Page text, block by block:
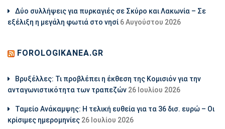
Δύο συλλήψεις για πυρκαγιές σε Σκύρο και Λακωνία – Σε
εξέλιξη η μεγάλη φωτιά στο νησί 6 Αυγούστου 2026
FOROLOGIKANEA.GR
Βρυξέλλες: Τι προβλέπει η έκθεση της Κομισιόν για την
ανταγωνιστικότητα των τραπεζών 26 Ιουλίου 2026
Ταμείο Ανάκαμψης: Η τελική ευθεία για τα 36 δισ. ευρώ – Οι
κρίσιμες ημερομηνίες 26 Ιουλίου 2026